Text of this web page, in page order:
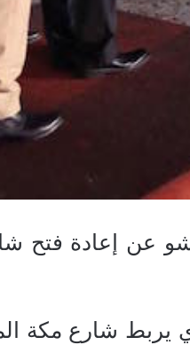
عن إعادة فتح
شارع مكة